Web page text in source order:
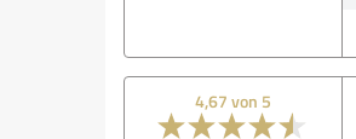
4,67 von 5